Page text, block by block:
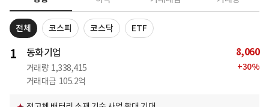
전체 코스피 코스닥 ETF
1 동화기업
거래량 1,338,415
거래대금 105.2억
8,060
+30%